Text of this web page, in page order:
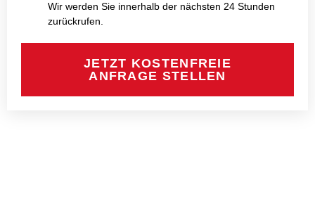
Wir werden Sie innerhalb der nächsten 24 Stunden
zurückrufen.
JETZT KOSTENFREIE
ANFRAGE STELLEN